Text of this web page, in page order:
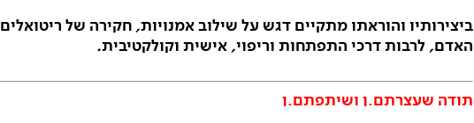
ביצירותיו והוראתו מתקיים דגש על שילובאמנויות, חקירה של ריטואלים
האדם, לרבותדרכי התפתחות וריפוי, אישית וקולקטיבית.
תודה שעצרתם.ן ושיתפתם.ן